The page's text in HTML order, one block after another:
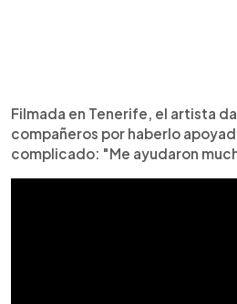
Filmada en Tenerife, el artista
compañeros por haberlo
complicado: "Me ayudaron